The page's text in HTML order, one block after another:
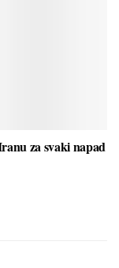
za svaki napad